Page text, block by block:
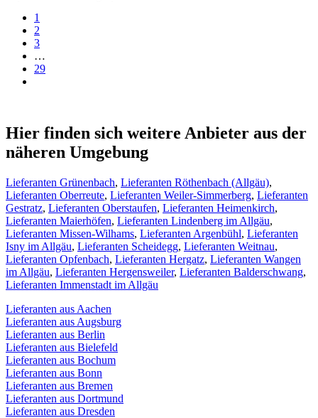
1
2
3
…
29
Hier finden sich weitere Anbieter aus der
näheren Umgebung
Lieferanten Grünenbach, Lieferanten Röthenbach (Allgäu),
Lieferanten Oberreute, Lieferanten Weiler-Simmerberg, Lieferanten
Gestratz, Lieferanten Oberstaufen, Lieferanten Heimenkirch,
Lieferanten Maierhöfen, Lieferanten Lindenberg im Allgäu,
Lieferanten Missen-Wilhams, Lieferanten Argenbühl, Lieferanten
Isny im Allgäu, Lieferanten Scheidegg, Lieferanten Weitnau,
Lieferanten Opfenbach, Lieferanten Hergatz, Lieferanten Wangen
im Allgäu, Lieferanten Hergensweiler, Lieferanten Balderschwang,
Lieferanten Immenstadt im Allgäu
Lieferanten aus Aachen
Lieferanten aus Augsburg
Lieferanten aus Berlin
Lieferanten aus Bielefeld
Lieferanten aus Bochum
Lieferanten aus Bonn
Lieferanten aus Bremen
Lieferanten aus Dortmund
Lieferanten aus Dresden